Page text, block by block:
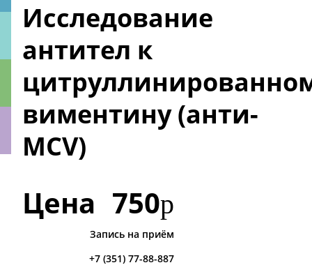
Исследование
антител к
виментину (анти-
MCV)
Цена 750р
Запись на приём
+7 (351) 77-88-887